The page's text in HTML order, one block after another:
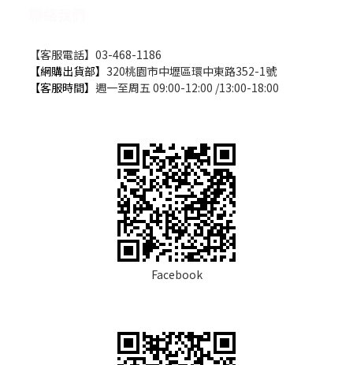
【客服電話】03-468-1186
【網購出貨部】 320桃園市中壢區環中東路352-1號
【客服時間】 週一至周五 09:00-12:00 /13:00-18:00
Facebook